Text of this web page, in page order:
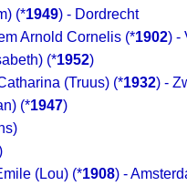
(*1949) - Dordrecht
Arnold Cornelis (*1902) -
(*1952)
(Truus) (*1932) -
(*1947)
(Lou) (*1908) -